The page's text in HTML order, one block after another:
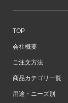
TOP
会社概要
ご注文方法
商品カテゴリ一覧
用途・ニーズ別